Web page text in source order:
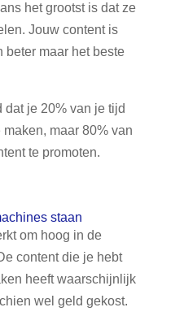
het grootst is dat ze
Jouw content is
beter maar het beste
dat je 20% van je tijd
maar 80% van
te promoten.
staan
om hoog in de
content die je hebt
heeft waarschijnlijk
wel geld gekost.